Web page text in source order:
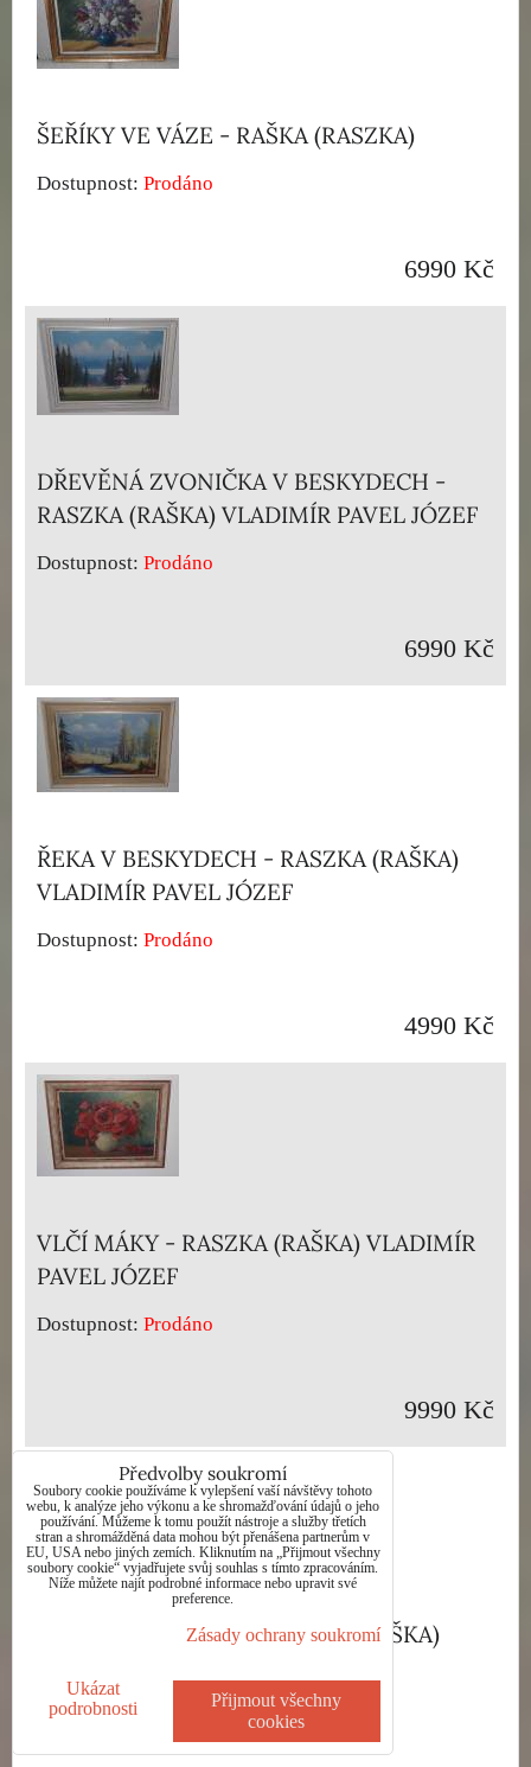
ŠEŘÍKY VE VÁZE - RAŠKA (RASZKA)
Dostupnost: Prodáno
6990 Kč
DŘEVĚNÁ ZVONIČKA V BESKYDECH -
RASZKA (RAŠKA) VLADIMÍR PAVEL JÓZEF
Dostupnost: Prodáno
6990 Kč
ŘEKA V BESKYDECH - RASZKA (RAŠKA)
VLADIMÍR PAVEL JÓZEF
Dostupnost: Prodáno
4990 Kč
VLČÍ MÁKY - RASZKA (RAŠKA) VLADIMÍR
PAVEL JÓZEF
Dostupnost: Prodáno
9990 Kč
KRAJINA BESKYDY - RASZKA (RAŠKA)
Dostupnost:
Předvolby soukromí
Soubory cookie používáme k vylepšení vaší návštěvy tohoto
webu, k analýze jeho výkonu a ke shromažďování údajů o jeho
používání. Můžeme k tomu použít nástroje a služby třetích
stran a shromážděná data mohou být přenášena partnerům v
EU, USA nebo jiných zemích. Kliknutím na „Přijmout všechny
soubory cookie“ vyjadřujete svůj souhlas s tímto zpracováním.
Níže můžete najít podrobné informace nebo upravit své
preference.
Zásady ochrany soukromí
Ukázat
podrobnosti
Přijmout všechny
cookies